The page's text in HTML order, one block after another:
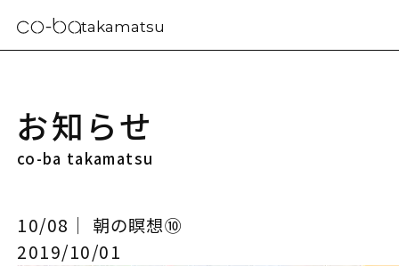
takamatsu
お知らせ
co-ba takamatsu
10/08｜ 朝の瞑想⑩
2019/10/01